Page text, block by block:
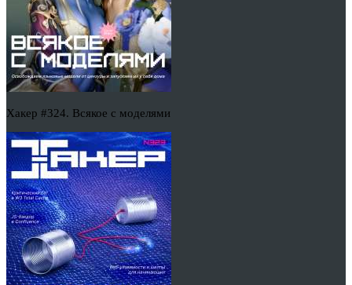
Хакер #324. Всякое с моделями